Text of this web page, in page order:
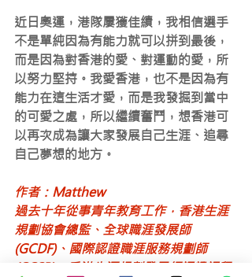
近日奧運，港隊屢獲佳績，我相信選手
不是單純因為有能力就可以拼到最後，
而是因為對香港的愛、對運動的愛，所
以努力堅持。我愛香港，也不是因為有
能力在這生活才愛，而是我發掘到當中
的可愛之處，所以繼續奮鬥，想香港可
以再次成為讓大家發展自己生涯、追尋
自己夢想的地方。
作者：Matthew
過去十年從事青年教育工作，香港生涯
規劃協會總監、全球職涯發展師
(GCDF)、國際認證職涯服務規劃師
(CCSP)、香港生涯規劃發展師認證課程